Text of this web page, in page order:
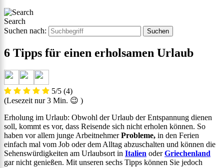
Search
Suchen nach:
6 Tipps für einen erholsamen Urlaub
5/5 (4)
(Lesezeit nur 3 Min. 😉 )
Erholung im Urlaub: Obwohl der Urlaub der Entspannung dienen
soll, kommt es vor, dass Reisende sich nicht erholen können. So
haben vor allem junge ArbeitnehmerProbleme, in den Ferien
einfach mal vom Job oder dem Alltag abzuschalten und können die
Sehenswürdigkeiten am Urlaubsort in Italien oderGriechenland
gar nicht genießen. Mit unseren sechs Tipps können Sie jedoch